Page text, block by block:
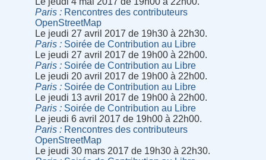
Paris
Rencontres des contributeurs
OpenStreetMap
Le jeudi 27 avril 2017 de 19h30 à 22h30.
Paris
Soirée de Contribution au Libre
Le jeudi 27 avril 2017 de 19h00 à 22h00.
Paris
Soirée de Contribution au Libre
Le jeudi 20 avril 2017 de 19h00 à 22h00.
Paris
Soirée de Contribution au Libre
Le jeudi 13 avril 2017 de 19h00 à 22h00.
Paris
Soirée de Contribution au Libre
Le jeudi 6 avril 2017 de 19h00 à 22h00.
Paris
Rencontres des contributeurs
OpenStreetMap
Le jeudi 30 mars 2017 de 19h30 à 22h30.